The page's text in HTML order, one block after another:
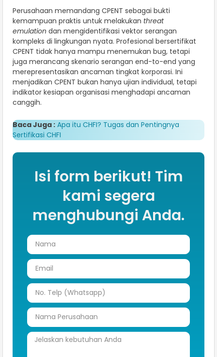
Perusahaan memandang CPENT sebagai bukti
kemampuan praktis untuk melakukan threat
emulation dan mengidentifikasi vektor serangan
kompleks di lingkungan nyata. Profesional bersertifikat
CPENT tidak hanya mampu menemukan bug, tetapi
juga merancang skenario serangan end-to-end yang
merepresentasikan ancaman tingkat korporasi. Ini
menjadikan CPENT bukan hanya ujian individual, tetapi
indikator kesiapan organisasi menghadapi ancaman
canggih.
Baca Juga : Apa itu CHFI? Tugas dan Pentingnya
Sertifikasi CHFI
Isi form berikut! Tim
kami segera
menghubungi Anda.